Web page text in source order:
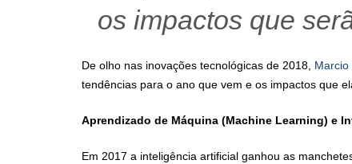
os impactos que
De olho nas inovações tecnológicas de 2018, Marcio
tendências para o ano que vem e os impactos que
Aprendizado de Máquina (Machine Learning) e
Em 2017 a inteligência artificial ganhou as